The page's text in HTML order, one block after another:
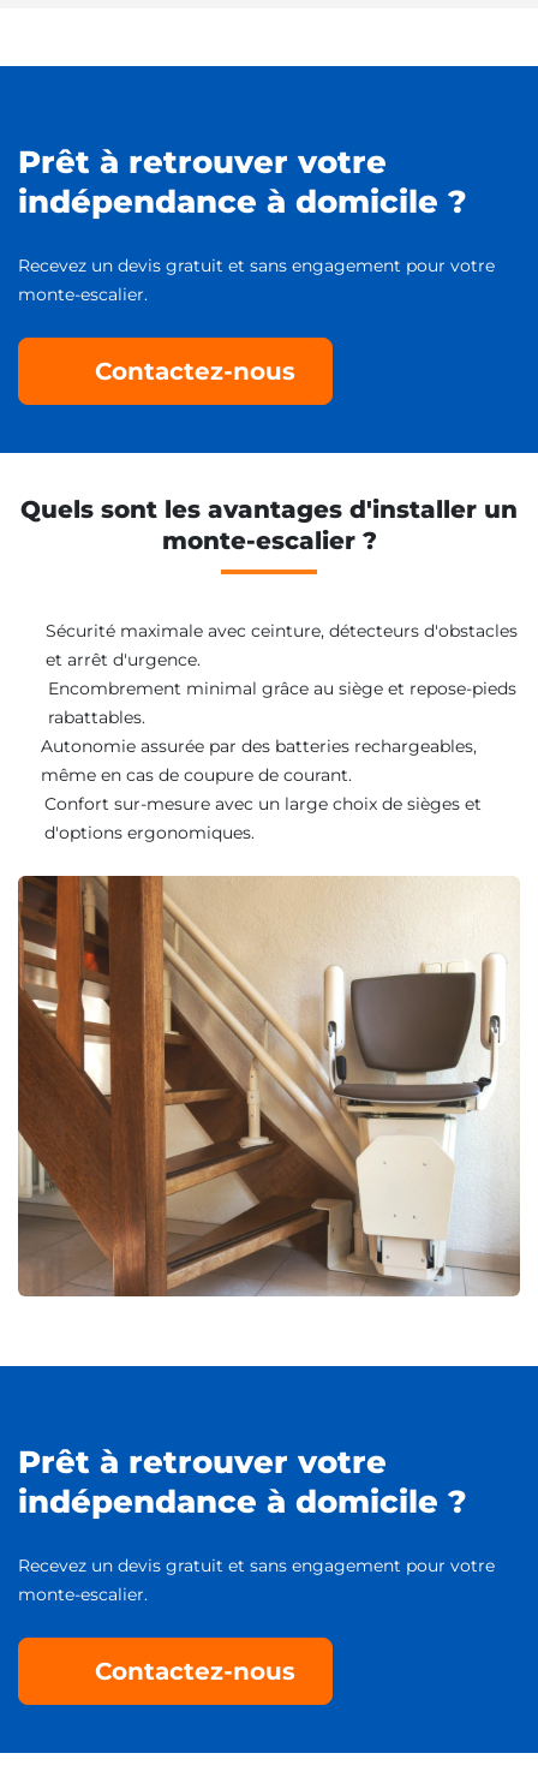
Prêt à retrouver votre
indépendance à domicile ?
Recevez un devis gratuit et sans engagement pour votre
monte-escalier.
Contactez-nous
Quels sont les avantages d'installer un
monte-escalier ?
Sécurité maximale avec ceinture, détecteurs d'obstacles
et arrêt d'urgence.
Encombrement minimal grâce au siège et repose-pieds
rabattables.
Autonomie assurée par des batteries rechargeables,
même en cas de coupure de courant.
Confort sur-mesure avec un large choix de sièges et
d'options ergonomiques.
Prêt à retrouver votre
indépendance à domicile ?
Recevez un devis gratuit et sans engagement pour votre
monte-escalier.
Contactez-nous